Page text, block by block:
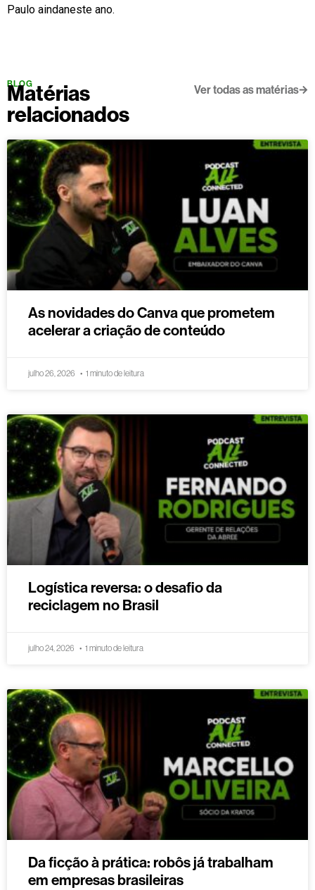
Paulo aindaneste ano.
BLOG
Matérias
relacionados
Ver todas as matérias
As novidades do Canva que prometem
acelerar a criação de conteúdo
julho 26, 2026 1 minuto de leitura
Logística reversa: o desafio da
reciclagem no Brasil
julho 24, 2026 1 minuto de leitura
Da ficção à prática: robôs já trabalham
em empresas brasileiras